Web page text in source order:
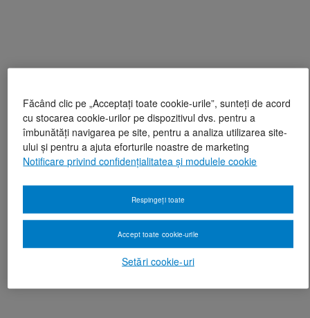
Făcând clic pe „Acceptați toate cookie-urile”, sunteți de acord
cu stocarea cookie-urilor pe dispozitivul dvs. pentru a
îmbunătăți navigarea pe site, pentru a analiza utilizarea site-
ului și pentru a ajuta eforturile noastre de marketing
Notificare privind confidențialitatea și modulele cookie
Setări cookie-uri
Respingeți toate
Accept toate cookie-urile